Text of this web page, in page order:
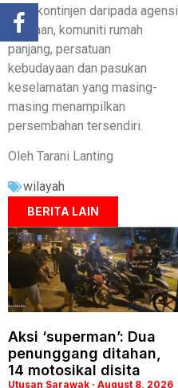
ialah kontinjen daripada agensi
kerajaan, komuniti rumah
panjang, persatuan
kebudayaan dan pasukan
keselamatan yang masing-
masing menampilkan
persembahan tersendiri.
Oleh Tarani Lanting
wilayah
BERITA LAIN
Aksi ‘superman’: Dua
penunggang ditahan,
14 motosikal disita
Utusan Sarawak August 8, 2026